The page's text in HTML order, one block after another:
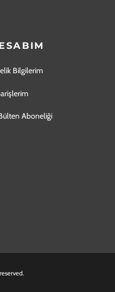
Bilgilerim
Aboneliği